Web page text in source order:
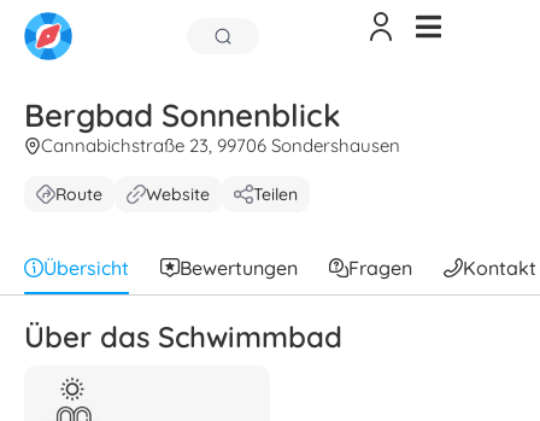
Bergbad Sonnenblick
Cannabichstraße 23, 99706 Sondershausen
Route Website Teilen
Übersicht Bewertungen Fragen Kontakt
Über das Schwimmbad